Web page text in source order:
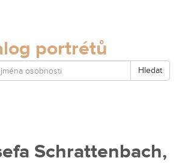
portrétů
Hledat
Schrattenbach,